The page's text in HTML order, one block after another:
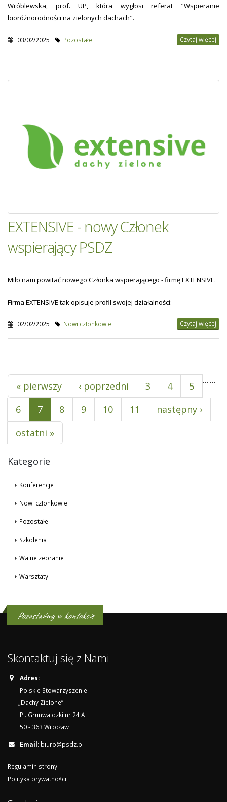
Wróblewska, prof. UP, która wygłosi referat "Wspieranie
bioróżnorodności na zielonych dachach".
03/02/2025 Pozostałe Czytaj więcej
EXTENSIVE - nowy Członek
wspierający PSDZ
Miło nam powitać nowego Członka wspierającego - firmę EXTENSIVE.
Firma EXTENSIVE tak opisuje profil swojej działalności:
02/02/2025 Nowi członkowie Czytaj więcej
Pages
« pierwszy ‹ poprzedni …
3 4
5
6
7 8 9 10 11
…
następny ›
ostatni »
Kategorie
Konferencje
Nowi członkowie
Pozostałe
Szkolenia
Walne zebranie
Warsztaty
Pozostańmy w kontakcie
Skontaktuj się z Nami
Adres:
Polskie Stowarzyszenie
„Dachy Zielone”
Pl. Grunwaldzki nr 24 A
50 - 363 Wrocław
Email: biuro@psdz.pl
Regulamin strony
Polityka prywatności